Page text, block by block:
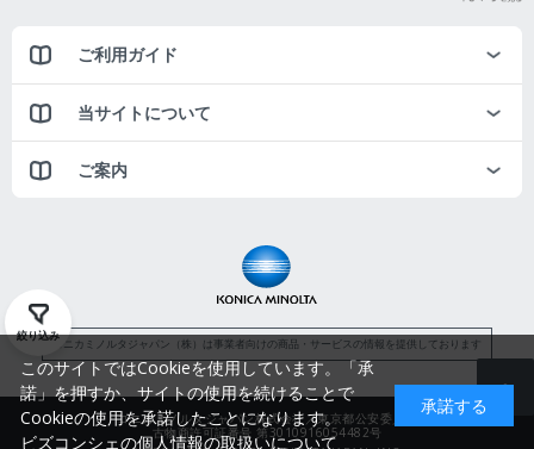
絞り込み
ご利用ガイド
当サイトについて
ご案内
コニカミノルタジャパン（株）は事業者向けの商品・サービスの情報を提供しております
コニカミノルタジャパン株式会社／東京都公安委員会
古物商許可証番号 第3010916054482号
このサイトではCookieを使用しています。「承
諾」を押すか、サイトの使用を続けることで
Cookieの使用を承諾したことになります。
ビズコンシェの個人情報の取扱いについて
承諾する